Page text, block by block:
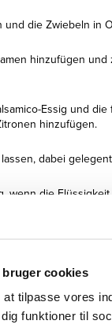
bruger cookies
tilpasse vores
funktioner til
und die Zwiebeln in
hinzufügen und
Essig und
hinzufügen.
dabei
wenn die
Lassen Sie es
Gastroschale
auf den Lachs legen